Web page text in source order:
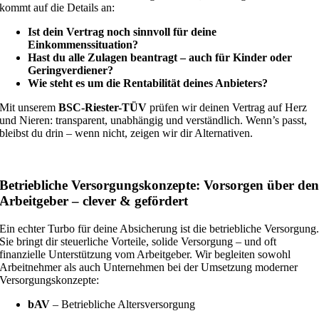
kommt auf die Details an:
Ist dein Vertrag noch sinnvoll für deine
Einkommenssituation?
Hast du alle Zulagen beantragt – auch für Kinder oder
Geringverdiener?
Wie steht es um die Rentabilität deines Anbieters?
Mit unseremBSC-Riester-TÜV prüfen wir deinen Vertrag auf Herz
und Nieren: transparent, unabhängig und verständlich. Wenn’s passt,
bleibst du drin – wenn nicht, zeigen wir dir Alternativen.
Betriebliche Versorgungskonzepte: Vorsorgen über den
Arbeitgeber – clever & gefördert
Ein echter Turbo für deine Absicherung ist die betriebliche Versorgung.
Sie bringt dir steuerliche Vorteile, solide Versorgung – und oft
finanzielle Unterstützung vom Arbeitgeber. Wir begleiten sowohl
Arbeitnehmer als auch Unternehmen bei der Umsetzung moderner
Versorgungskonzepte:
bAV – Betriebliche Altersversorgung